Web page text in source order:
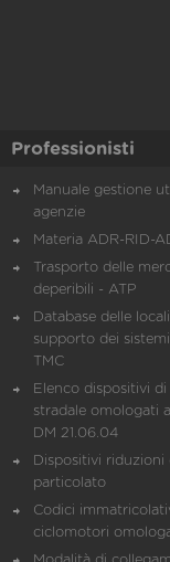
Professionisti
Manuale gestione
agenzie
Materia ADR-RID-
Trasporto delle
deperibili - ATP
Database delle
supporto dei
TMC
Elenco dispositivi
stradale omologati
DM 21.06.04
Dispositivi riduzioni
particolato
Codici
ciclomotori